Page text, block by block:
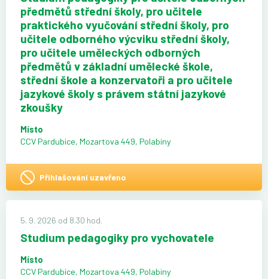
předmětů střední školy, pro učitele
praktického vyučování střední školy, pro
učitele odborného výcviku střední školy,
pro učitele uměleckých odborných
předmětů v základní umělecké škole,
střední škole a konzervatoři a pro učitele
jazykové školy s právem státní jazykové
zkoušky
Místo
CCV Pardubice, Mozartova 449, Polabiny
Přihlašování uzavřeno
5. 9. 2026 od 8.30 hod.
Studium pedagogiky pro vychovatele
Místo
CCV Pardubice, Mozartova 449, Polabiny